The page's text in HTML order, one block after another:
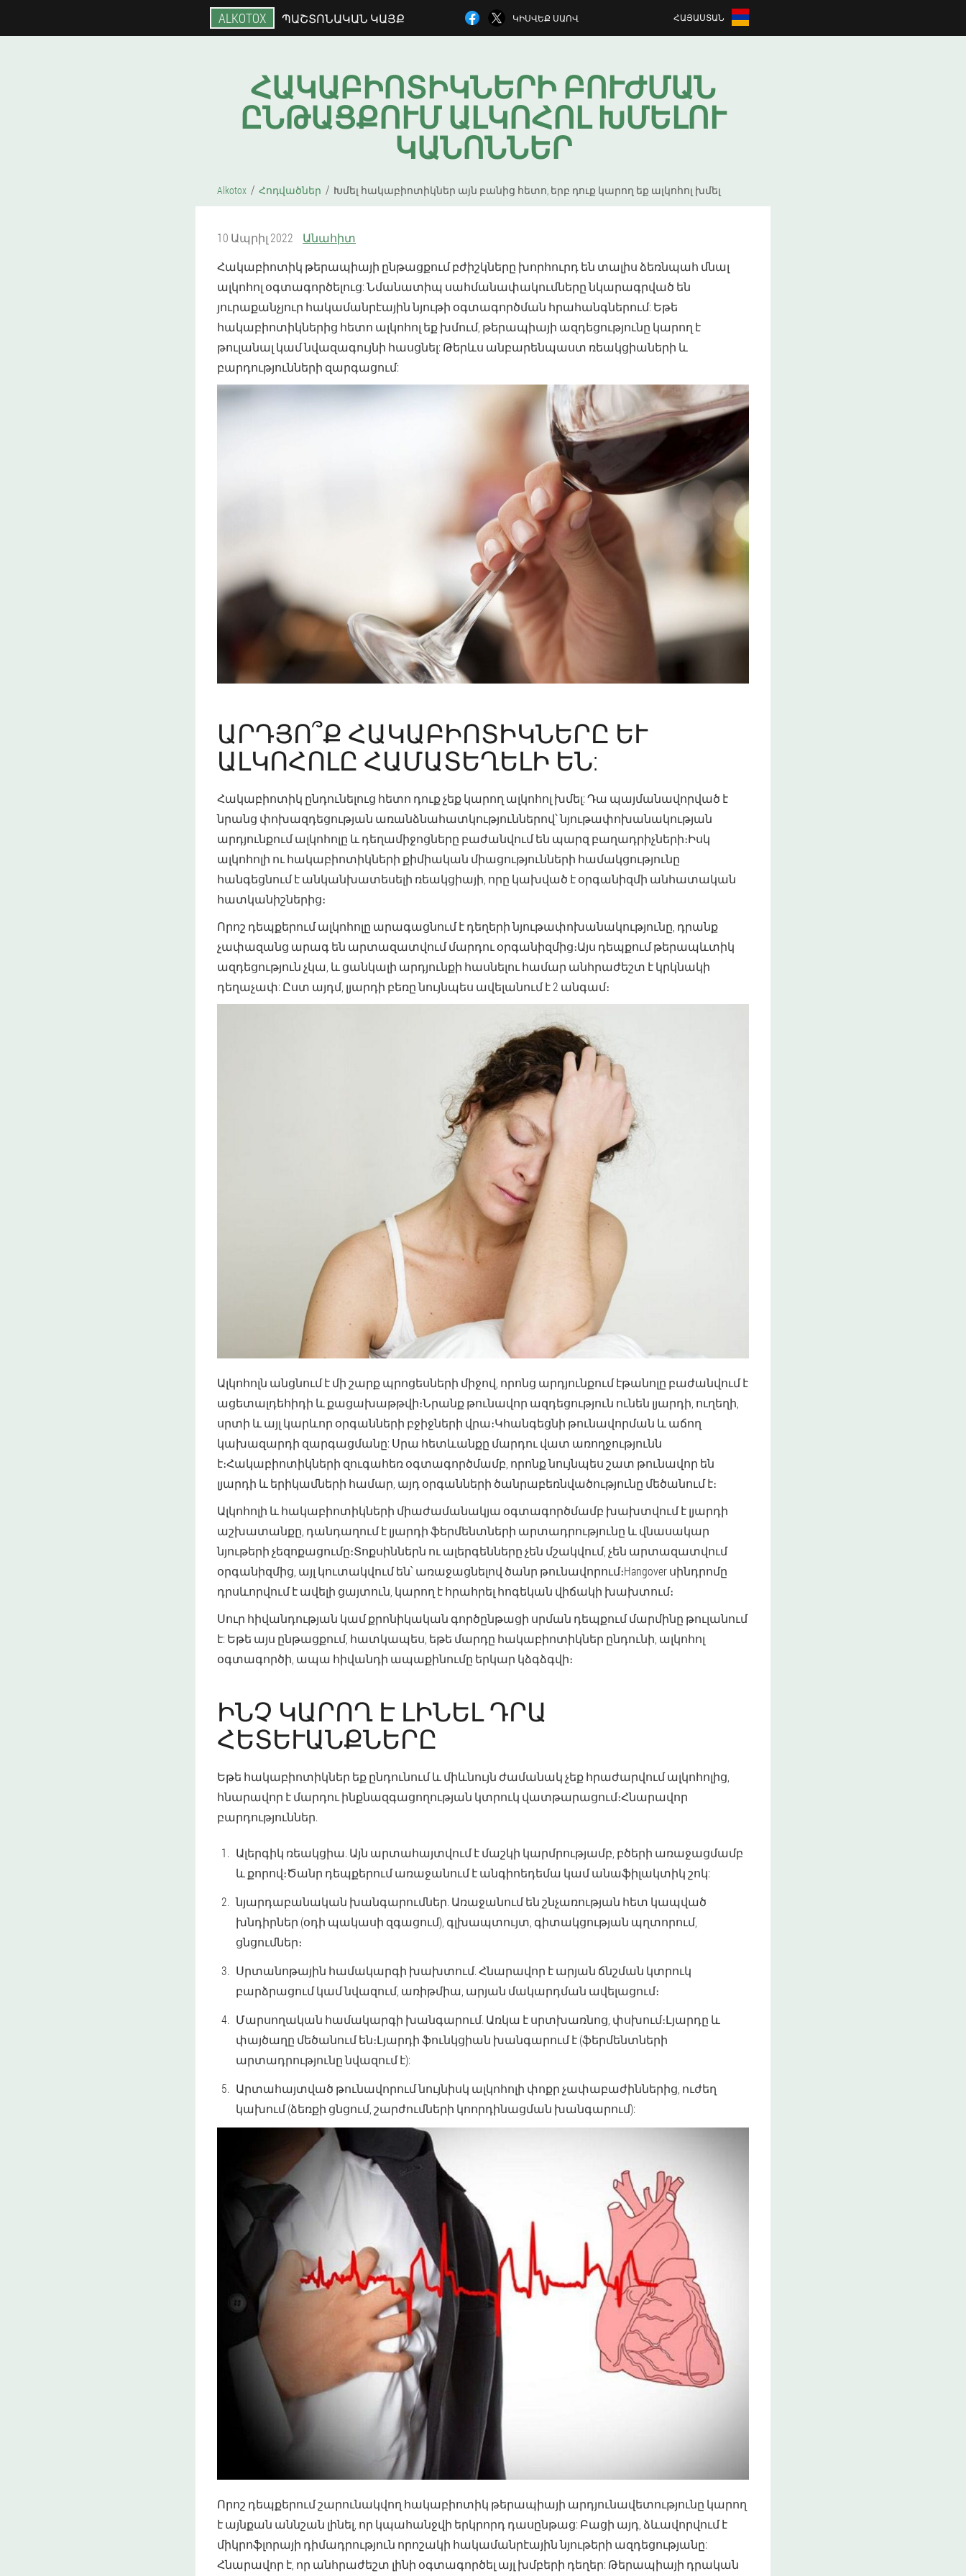
ALKOTOX ՊԱՇՏՈՆԱԿԱՆ ԿԱՅՔ ԿԻՍՎԵՔ ՍԱՈՎ ՀԱՅԱՍՏԱՆ
ՀԱԿԱԲԻՈՏԻԿՆԵՐԻ ԲՈՒԺՄԱՆ
ԸՆԹԱՑՔՈՒՄ ԱԼԿՈՀՈԼ ԽՄԵԼՈՒ
ԿԱՆՈՆՆԵՐ
Alkotox Հոդվածներ Խմել հակաբիոտիկներ այն բանից հետո, երբ դուք կարող եք ալկոհոլ խմել
10 Ապրիլ 2022
Անահիտ
Հակաբիոտիկ թերապիայի ընթացքում բժիշկները խորհուրդ են տալիս ձեռնպահ մնալ
ալկոհոլ օգտագործելուց: Նմանատիպ սահմանափակումները նկարագրված են
յուրաքանչյուր հակամանրէային նյութի օգտագործման հրահանգներում: Եթե
հակաբիոտիկներից հետո ալկոհոլ եք խմում, թերապիայի ազդեցությունը կարող է
թուլանալ կամ նվազագույնի հասցնել: Թերևս անբարենպաստ ռեակցիաների և
բարդությունների զարգացում:
ԱՐԴՅՈ՞Ք ՀԱԿԱԲԻՈՏԻԿՆԵՐԸ ԵՒ Ա
ԼԿՈՀՈԼԸ ՀԱՄԱՏԵՂԵԼԻ ԵՆ:
Հակաբիոտիկ ընդունելուց հետո դուք չեք կարող ալկոհոլ խմել: Դա պայմանավորված է
նրանց փոխազդեցության առանձնահատկություններով՝ նյութափոխանակության
արդյունքում ալկոհոլը և դեղամիջոցները բաժանվում են պարզ բաղադրիչների։Իսկ
ալկոհոլի ու հակաբիոտիկների քիմիական միացությունների համակցությունը
հանգեցնում է անկանխատեսելի ռեակցիայի, որը կախված է օրգանիզմի անհատական
հատկանիշներից։
Որոշ դեպքերում ալկոհոլը արագացնում է դեղերի նյութափոխանակությունը, դրանք
չափազանց արագ են արտազատվում մարդու օրգանիզմից։Այս դեպքում թերապևտիկ
ազդեցություն չկա, և ցանկալի արդյունքի հասնելու համար անհրաժեշտ է կրկնակի
դեղաչափ: Ըստ այդմ, լյարդի բեռը նույնպես ավելանում է 2 անգամ։
Ալկոհոլն անցնում է մի շարք պրոցեսների միջով, որոնց արդյունքում էթանոլը բաժանվում է
ացետալդեհիդի և քացախաթթվի։Նրանք թունավոր ազդեցություն ունեն լյարդի, ուղեղի,
սրտի և այլ կարևոր օրգանների բջիջների վրա։Կհանգեցնի թունավորման և աճող
կախազարդի զարգացմանը: Սրա հետևանքը մարդու վատ առողջությունն
է։Հակաբիոտիկների զուգահեռ օգտագործմամբ, որոնք նույնպես շատ թունավոր են
լյարդի և երիկամների համար, այդ օրգանների ծանրաբեռնվածությունը մեծանում է։
Ալկոհոլի և հակաբիոտիկների միաժամանակյա օգտագործմամբ խախտվում է լյարդի
աշխատանքը, դանդաղում է լյարդի ֆերմենտների արտադրությունը և վնասակար
նյութերի չեզոքացումը։Տոքսիններն ու ալերգենները չեն մշակվում, չեն արտազատվում
օրգանիզմից, այլ կուտակվում են՝ առաջացնելով ծանր թունավորում։Hangover սինդրոմը
դրսևորվում է ավելի ցայտուն, կարող է հրահրել հոգեկան վիճակի խախտում։
Սուր հիվանդության կամ քրոնիկական գործընթացի սրման դեպքում մարմինը թուլանում
է: Եթե այս ընթացքում, հատկապես, եթե մարդը հակաբիոտիկներ ընդունի, ալկոհոլ
օգտագործի, ապա հիվանդի ապաքինումը երկար կձգձգվի։
ԻՆՉ ԿԱՐՈՂ Է ԼԻՆԵԼ ԴՐԱ
ՀԵՏԵՒԱՆՔՆԵՐԸ
Եթե հակաբիոտիկներ եք ընդունում և միևնույն ժամանակ չեք հրաժարվում ալկոհոլից,
հնարավոր է մարդու ինքնազգացողության կտրուկ վատթարացում։Հնարավոր
բարդություններ.
Ալերգիկ ռեակցիա. Այն արտահայտվում է մաշկի կարմրությամբ, բծերի առաջացմամբ
և քորով։Ծանր դեպքերում առաջանում է անգիոեդեմա կամ անաֆիլակտիկ շոկ:
նյարդաբանական խանգարումներ. Առաջանում են շնչառության հետ կապված
խնդիրներ (օդի պակասի զգացում), գլխապտույտ, գիտակցության պղտորում,
ցնցումներ։
Սրտանոթային համակարգի խախտում. Հնարավոր է արյան ճնշման կտրուկ
բարձրացում կամ նվազում, առիթմիա, արյան մակարդման ավելացում։
Մարսողական համակարգի խանգարում. Առկա է սրտխառնոց, փսխում։Լյարդը և
փայծաղը մեծանում են։Լյարդի ֆունկցիան խանգարում է (ֆերմենտների
արտադրությունը նվազում է):
Արտահայտված թունավորում նույնիսկ ալկոհոլի փոքր չափաբաժիններից, ուժեղ
կախում (ձեռքի ցնցում, շարժումների կոորդինացման խանգարում):
Որոշ դեպքերում շարունակվող հակաբիոտիկ թերապիայի արդյունավետությունը կարող
է այնքան աննշան լինել, որ կպահանջվի երկրորդ դասընթաց: Բացի այդ, ձևավորվում է
միկրոֆլորայի դիմադրություն որոշակի հակամանրէային նյութերի ազդեցությանը:
Հնարավոր է, որ անհրաժեշտ լինի օգտագործել այլ խմբերի դեղեր: Թերապիայի դրական